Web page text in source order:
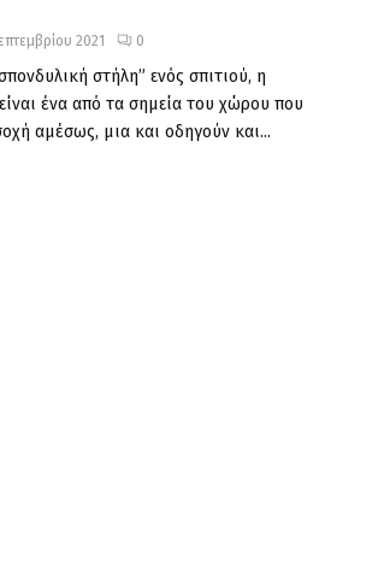
2021 0
στήλη” ενός σπιτιού, η
ένα από τα σημεία του χώρου που
αμέσως, μια και οδηγούν και...